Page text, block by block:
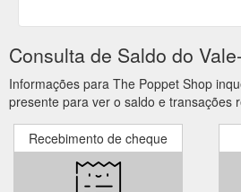
Consulta de Saldo do
Informações para The Poppet Shop
presente para ver o saldo e transações
Recebimento de cheque